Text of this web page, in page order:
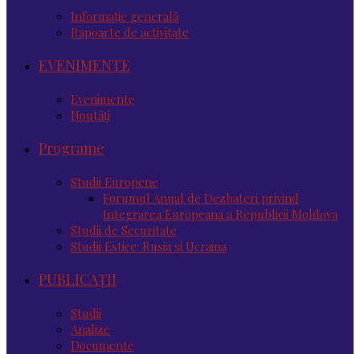
Informație generală
Rapoarte de activitate
EVENIMENTE
Evenimente
Noutăţi
Programe
Studii Europene
Forumul Anual de Dezbateri privind
Integrarea Europeana a Republicii Moldova
Studii de Securitate
Studii Estice: Rusia și Ucraina
PUBLICAȚII
Studii
Analize
Documente